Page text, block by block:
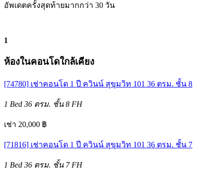
อัพเดตครั้งสุดท้ายมากกว่า 30 วัน
1
ห้องในคอนโดใกล้เคียง
[74780] เช่าคอนโด 1 ปี ควินน์ สุขุมวิท 101 36 ตรม. ชั้น 8
1 Bed 36 ตรม. ชั้น 8 FH
เช่า 20,000 ฿
[71816] เช่าคอนโด 1 ปี ควินน์ สุขุมวิท 101 36 ตรม. ชั้น 7
1 Bed 36 ตรม. ชั้น 7 FH